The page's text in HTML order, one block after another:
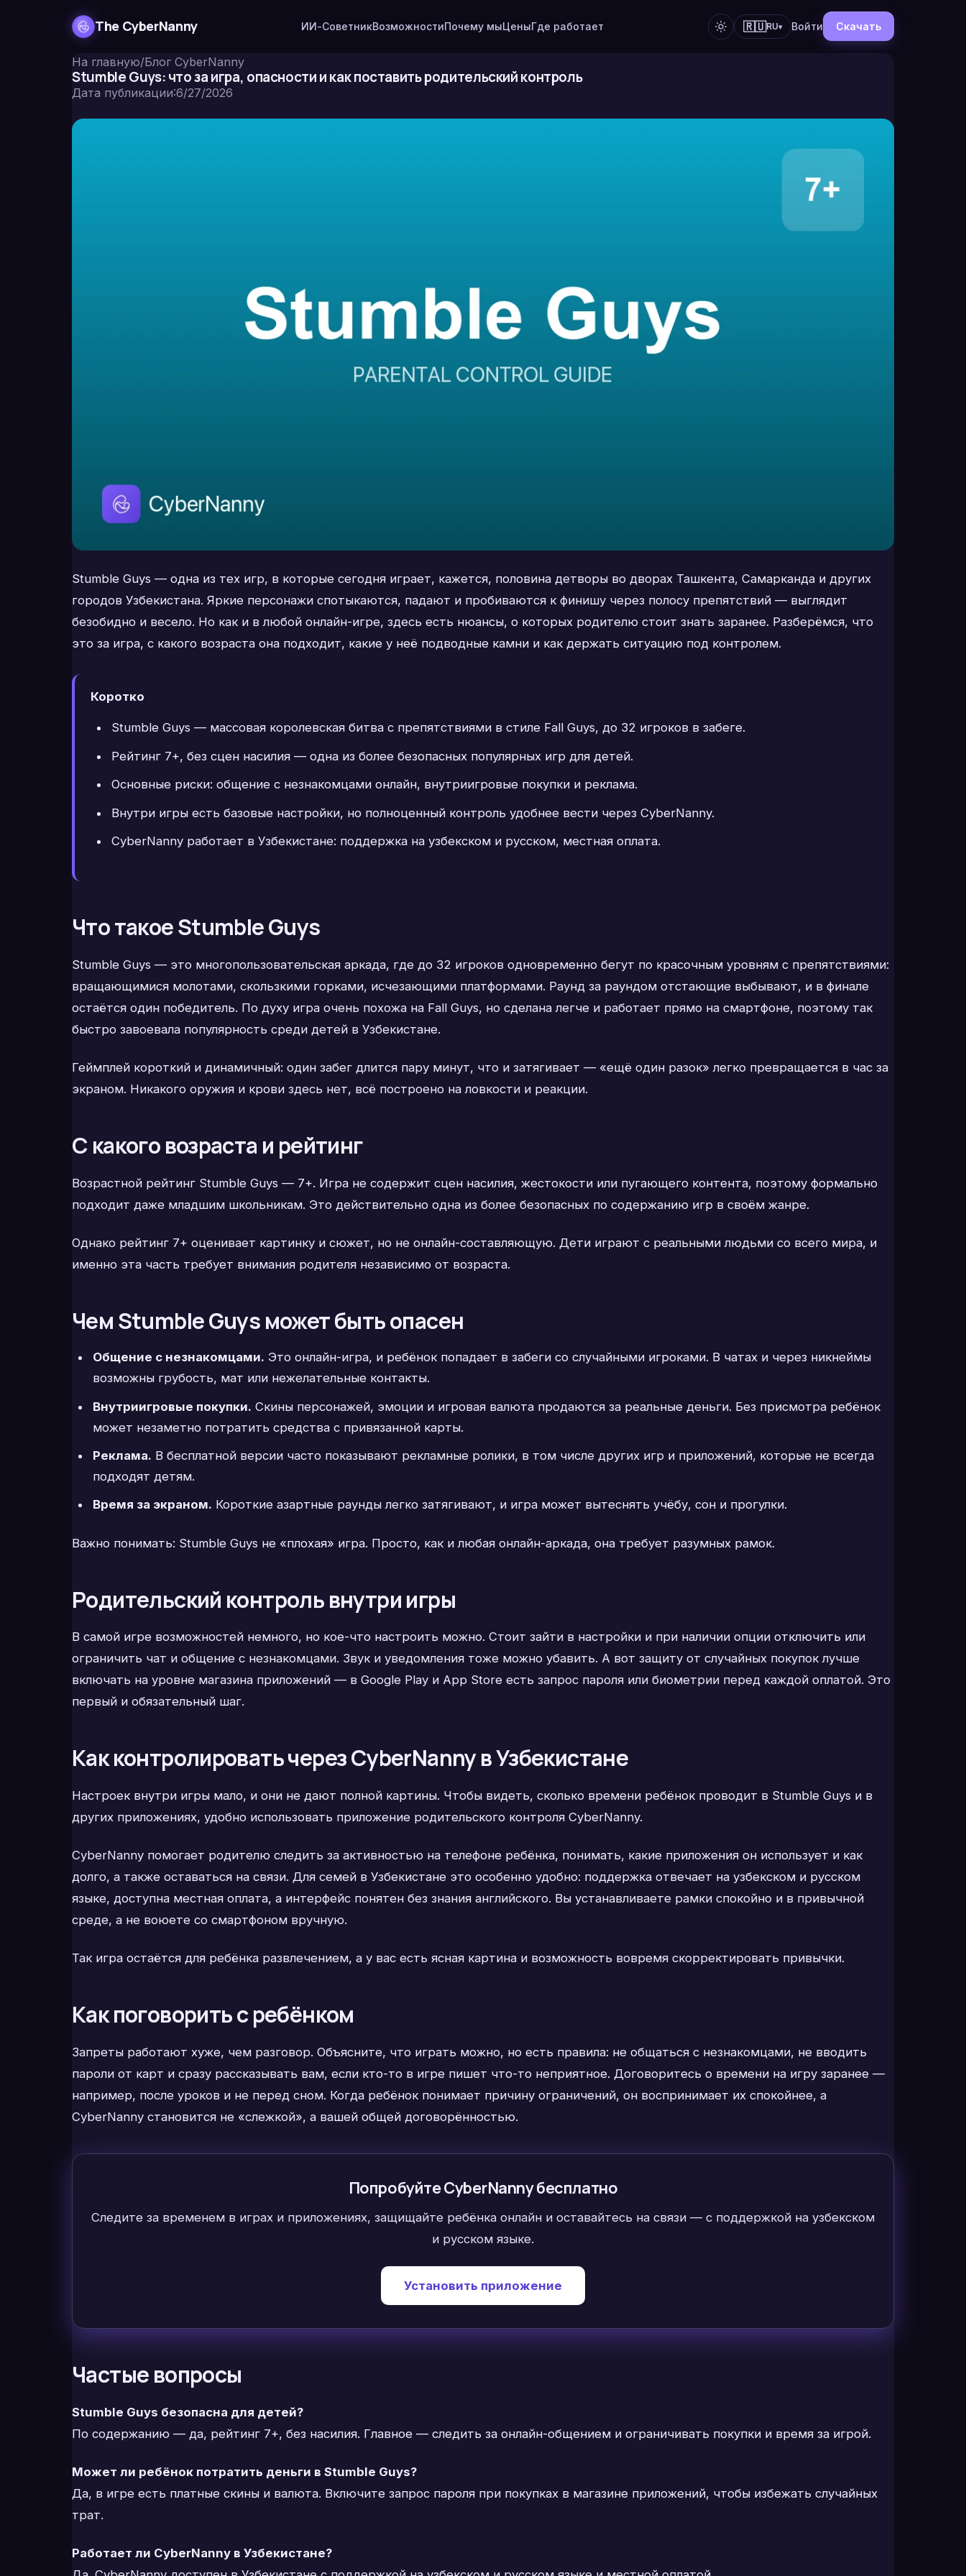
The CyberNanny ИИ-СоветникВозможностиПочему мыЦеныГде работает 🇷🇺RU▾ Войти Скачать
На главную/Блог CyberNanny
Stumble Guys: что за игра, опасности и как поставить родительский контроль
Дата публикации:6/27/2026
Stumble Guys — одна из тех игр, в которые сегодня играет, кажется, половина детворы во дворах Ташкента, Самарканда и других
городов Узбекистана. Яркие персонажи спотыкаются, падают и пробиваются к финишу через полосу препятствий — выглядит
безобидно и весело. Но как и в любой онлайн-игре, здесь есть нюансы, о которых родителю стоит знать заранее. Разберёмся, что
это за игра, с какого возраста она подходит, какие у неё подводные камни и как держать ситуацию под контролем.
Коротко
Stumble Guys — массовая королевская битва с препятствиями в стиле Fall Guys, до 32 игроков в забеге.
Рейтинг 7+, без сцен насилия — одна из более безопасных популярных игр для детей.
Основные риски: общение с незнакомцами онлайн, внутриигровые покупки и реклама.
Внутри игры есть базовые настройки, но полноценный контроль удобнее вести через CyberNanny.
CyberNanny работает в Узбекистане: поддержка на узбекском и русском, местная оплата.
Что такое Stumble Guys
Stumble Guys — это многопользовательская аркада, где до 32 игроков одновременно бегут по красочным уровням с препятствиями:
вращающимися молотами, скользкими горками, исчезающими платформами. Раунд за раундом отстающие выбывают, и в финале
остаётся один победитель. По духу игра очень похожа на Fall Guys, но сделана легче и работает прямо на смартфоне, поэтому так
быстро завоевала популярность среди детей в Узбекистане.
Геймплей короткий и динамичный: один забег длится пару минут, что и затягивает — «ещё один разок» легко превращается в час за
экраном. Никакого оружия и крови здесь нет, всё построено на ловкости и реакции.
С какого возраста и рейтинг
Возрастной рейтинг Stumble Guys — 7+. Игра не содержит сцен насилия, жестокости или пугающего контента, поэтому формально
подходит даже младшим школьникам. Это действительно одна из более безопасных по содержанию игр в своём жанре.
Однако рейтинг 7+ оценивает картинку и сюжет, но не онлайн-составляющую. Дети играют с реальными людьми со всего мира, и
именно эта часть требует внимания родителя независимо от возраста.
Чем Stumble Guys может быть опасен
Общение с незнакомцами. Это онлайн-игра, и ребёнок попадает в забеги со случайными игроками. В чатах и через никнеймы
возможны грубость, мат или нежелательные контакты.
Внутриигровые покупки. Скины персонажей, эмоции и игровая валюта продаются за реальные деньги. Без присмотра ребёнок
может незаметно потратить средства с привязанной карты.
Реклама. В бесплатной версии часто показывают рекламные ролики, в том числе других игр и приложений, которые не всегда
подходят детям.
Время за экраном. Короткие азартные раунды легко затягивают, и игра может вытеснять учёбу, сон и прогулки.
Важно понимать: Stumble Guys не «плохая» игра. Просто, как и любая онлайн-аркада, она требует разумных рамок.
Родительский контроль внутри игры
В самой игре возможностей немного, но кое-что настроить можно. Стоит зайти в настройки и при наличии опции отключить или
ограничить чат и общение с незнакомцами. Звук и уведомления тоже можно убавить. А вот защиту от случайных покупок лучше
включать на уровне магазина приложений — в Google Play и App Store есть запрос пароля или биометрии перед каждой оплатой. Это
первый и обязательный шаг.
Как контролировать через CyberNanny в Узбекистане
Настроек внутри игры мало, и они не дают полной картины. Чтобы видеть, сколько времени ребёнок проводит в Stumble Guys и в
других приложениях, удобно использовать приложение родительского контроля CyberNanny.
CyberNanny помогает родителю следить за активностью на телефоне ребёнка, понимать, какие приложения он использует и как
долго, а также оставаться на связи. Для семей в Узбекистане это особенно удобно: поддержка отвечает на узбекском и русском
языке, доступна местная оплата, а интерфейс понятен без знания английского. Вы устанавливаете рамки спокойно и в привычной
среде, а не воюете со смартфоном вручную.
Так игра остаётся для ребёнка развлечением, а у вас есть ясная картина и возможность вовремя скорректировать привычки.
Как поговорить с ребёнком
Запреты работают хуже, чем разговор. Объясните, что играть можно, но есть правила: не общаться с незнакомцами, не вводить
пароли от карт и сразу рассказывать вам, если кто-то в игре пишет что-то неприятное. Договоритесь о времени на игру заранее —
например, после уроков и не перед сном. Когда ребёнок понимает причину ограничений, он воспринимает их спокойнее, а
CyberNanny становится не «слежкой», а вашей общей договорённостью.
Попробуйте CyberNanny бесплатно
Следите за временем в играх и приложениях, защищайте ребёнка онлайн и оставайтесь на связи — с поддержкой на узбекском
и русском языке.
Установить приложение
Частые вопросы
Stumble Guys безопасна для детей?
По содержанию — да, рейтинг 7+, без насилия. Главное — следить за онлайн-общением и ограничивать покупки и время за игрой.
Может ли ребёнок потратить деньги в Stumble Guys?
Да, в игре есть платные скины и валюта. Включите запрос пароля при покупках в магазине приложений, чтобы избежать случайных
трат.
Работает ли CyberNanny в Узбекистане?